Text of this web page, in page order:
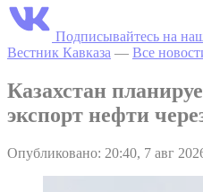
Подписывайтесь на
Вестник Кавказа — Все
Казахстан
экспорт нефти
Опубликовано: 20:40, 7 авг